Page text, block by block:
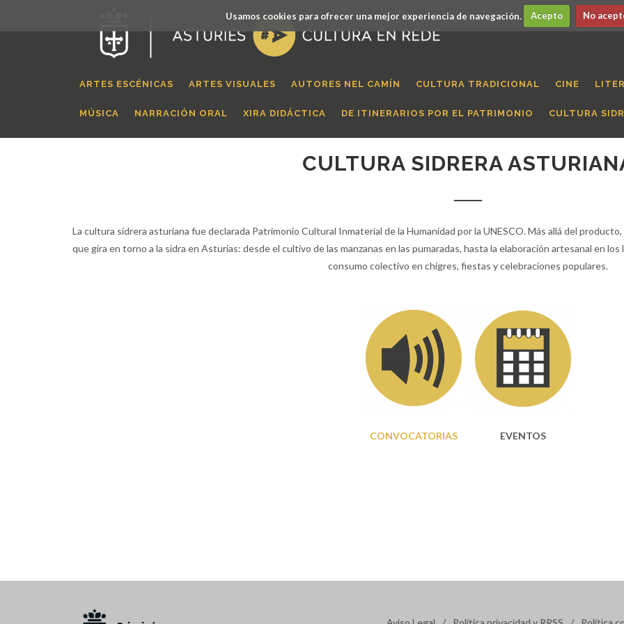
Usamos cookies para ofrecer una mejor experiencia de navegación. Acepto No
ARTES ESCÉNICAS ARTES VISUALES AUTORES NEL CAMÍN CULTURA TRADICIONAL CINE
MÚSICA NARRACIÓN ORAL XIRA DIDÁCTICA DE ITINERARIOS POR EL PATRIMONIO CULTURA
CULTURA SIDRERA
La cultura sidrera asturiana fue declarada Patrimonio Cultural Inmaterial de la Humanidad por la UNESCO. Más allá del
que gira en torno a la sidra en Asturias: desde el cultivo de las manzanas en las pumaradas, hasta la elaboración artesanal en
consumo colectivo en chigres, fiestas y celebraciones populares.
CONVOCATORIAS EVENTOS